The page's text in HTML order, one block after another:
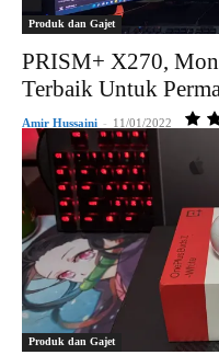
Produk dan Gajet
PRISM+ X270,
Terbaik Untuk
Amir Hussaini - 11/01/2022
Produk dan Gajet